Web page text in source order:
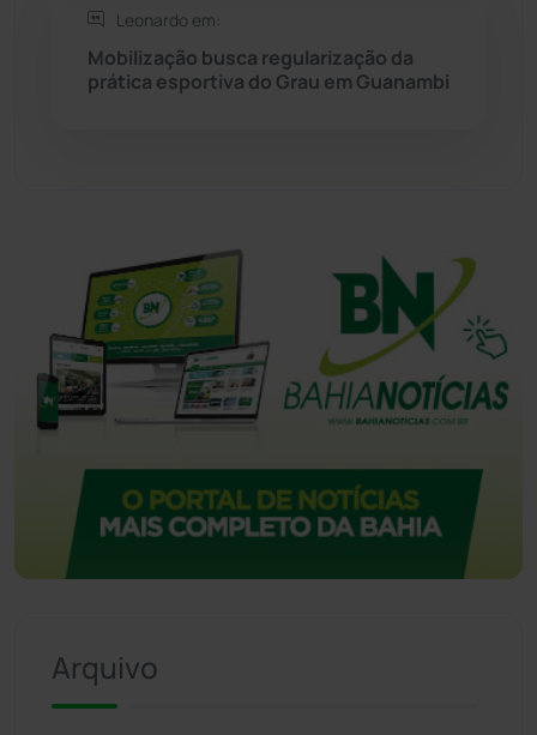
Tecnologia
Urandi (155)
Leonardo em:
Mobilização busca regularização da
prática esportiva do Grau em Guanambi
Arquivo